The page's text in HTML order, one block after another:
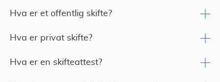
Hva er et offentlig skifte?
Hva er privat skifte?
Hva er en skifteattest?